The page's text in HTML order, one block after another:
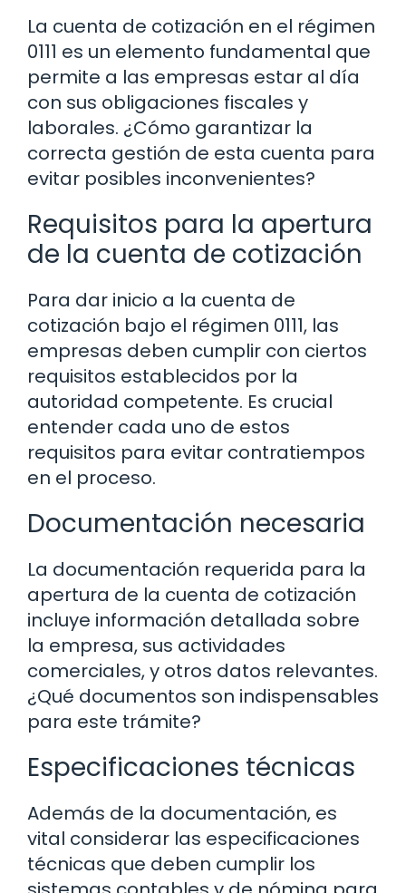
La cuenta de cotización en el régimen
0111 es un elemento fundamental que
permite a las empresas estar al día
con sus obligaciones fiscales y
laborales. ¿Cómo garantizar la
correcta gestión de esta cuenta para
evitar posibles inconvenientes?
Requisitos para la apertura
de la cuenta de cotización
Para dar inicio a la cuenta de
cotización bajo el régimen 0111, las
empresas deben cumplir con ciertos
requisitos establecidos por la
autoridad competente. Es crucial
entender cada uno de estos
requisitos para evitar contratiempos
en el proceso.
Documentación necesaria
La documentación requerida para la
apertura de la cuenta de cotización
incluye información detallada sobre
la empresa, sus actividades
comerciales, y otros datos relevantes.
¿Qué documentos son indispensables
para este trámite?
Especificaciones técnicas
Además de la documentación, es
vital considerar las especificaciones
técnicas que deben cumplir los